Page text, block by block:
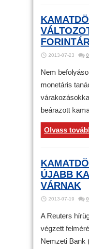
2013-07-23 0
Nem
monetáris
beárazott
Olvass
ÚJABB
VÁRNAK
2013-07-19 0
A Reuters
végzett
Nemzeti Bank